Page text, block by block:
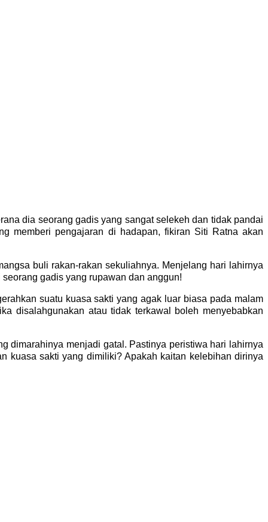
dia seorang gadis yang sangat selekeh dan tidak pandai
memberi pengajaran di hadapan, fikiran Siti Ratna akan
buli rakan-rakan sekuliahnya. Menjelang hari lahirnya
gadis yang rupawan dan anggun!
suatu kuasa sakti yang agak luar biasa pada malam
disalahgunakan atau tidak terkawal boleh menyebabkan
dimarahinya menjadi gatal. Pastinya peristiwa hari lahirnya
kuasa sakti yang dimiliki? Apakah kaitan kelebihan dirinya